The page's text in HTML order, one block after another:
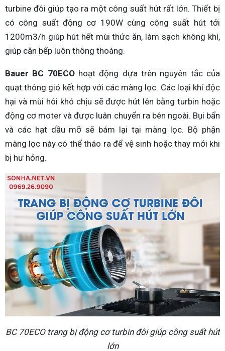
turbine đôi giúp tạo ra một công suất hút rất lớn. Thiết bị
có công suất động cơ 190W cùng công suất hút tới
1200m3/h giúp hút hết mùi thức ăn, làm sạch không khí,
giúp căn bếp luôn thông thoáng.
Bauer BC 70ECOhoạt động dựa trên nguyên tắc của
quạt thông gió kết hợp với các màng lọc. Các loại khí độc
hại và mùi hôi khó chịu sẽ được hút lên bằng turbin hoặc
động cơ moter và được luân chuyển ra bên ngoài. Bụi bẩn
và các hạt dầu mỡ sẽ bám lại tại màng lọc. Bộ phận
màng lọc này có thể tháo ra để vệ sinh hoặc thay mới khi
bị hư hỏng.
BC 70ECO trang bị động cơ turbin đôi giúp công suất hút
lớn